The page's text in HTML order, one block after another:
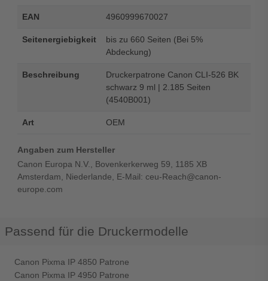
EAN 4960999670027
Seitenergiebigkeit
bis zu 660 Seiten (Bei 5%
Abdeckung)
Beschreibung
Druckerpatrone Canon CLI-526 BK
schwarz 9 ml | 2.185 Seiten
(4540B001)
Art OEM
Angaben zum Hersteller
Canon Europa N.V., Bovenkerkerweg 59, 1185 XB
Amsterdam, Niederlande, E-Mail: ceu-Reach@canon-
europe.com
Passend für die Druckermodelle
Canon Pixma IP 4850 Patrone
Canon Pixma IP 4950 Patrone